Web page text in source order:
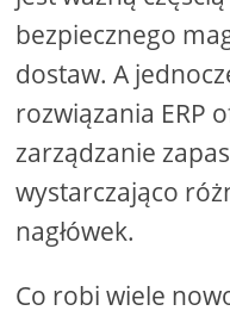
bezpiecznego
dostaw. A
rozwiązania ERP
zarządzanie
wystarczająco
nagłówek.
Co robi wiele